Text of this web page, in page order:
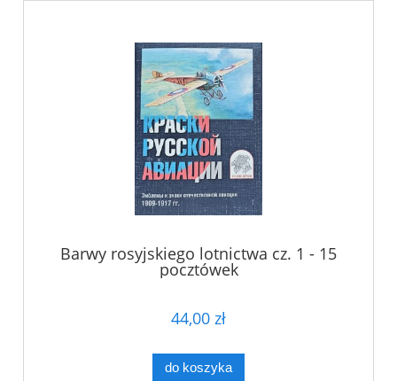
Barwy rosyjskiego lotnictwa cz. 1 - 15
pocztówek
44,00 zł
do koszyka